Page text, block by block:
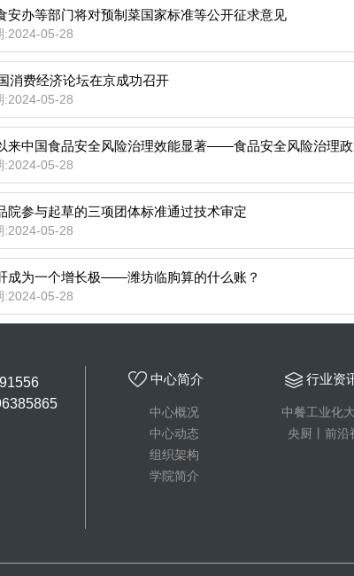
安办等部门将对预制菜国家标准等公开征求意见
:2024-05-28
消费经济论坛在京成功召开
:2024-05-28
来中国食品安全风险治理效能显著——食品安全风险治理
:2024-05-28
院参与起草的三项团体标准通过技术审定
:2024-05-28
成为一个增长极——潍坊临朐算的什么账？
:2024-05-28
中心简介
中心概况
中心动态
组织架构
学院简介
行业资
中餐工业化
央厨丨前沿